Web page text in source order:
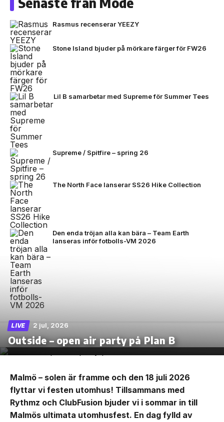
Rasmus recenserar YEEZY
Stone Island bjuder på mörkare färger för FW26
Lil B samarbetar med Supreme för Summer Tees
Supreme / Spitfire – spring 26
The North Face lanserar SS26 Hike Collection
Den enda tröjan alla kan bära – Team Earth
lanseras inför fotbolls-VM 2026
LIVE 2 jul, 2026
Outside – open air party på Plan B
Malmö – solen är framme och den 18 juli 2026
flyttar vi festen utomhus! Tillsammans med
Rythmz och ClubFusion bjuder vi i sommar in till
Malmös ultimata utomhusfest. En dag fylld av